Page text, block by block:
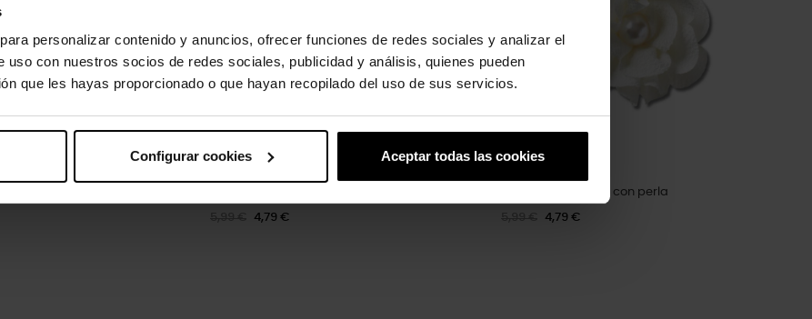
personalizar contenido y anuncios, ofrecer funciones de redes sociales y analizar el
uso con nuestros socios de redes sociales, publicidad y análisis, quienes pueden
que les hayas proporcionado o que hayan recopilado del uso de sus servicios.
Configurar cookies Aceptar todas las cookies
4,79 €
Flor de tela blanca con perla
4,79 €